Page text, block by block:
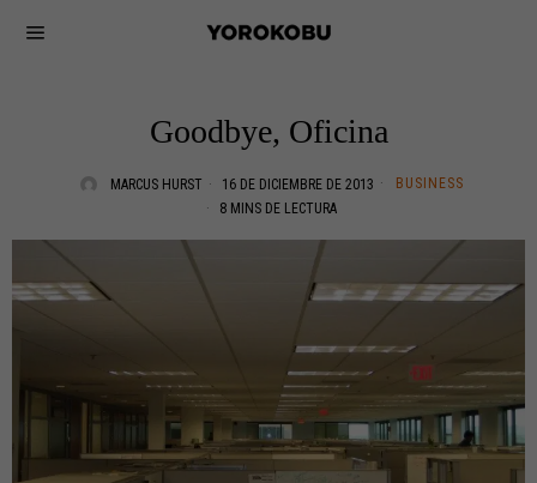
Goodbye, Oficina
MARCUS HURST 16 DE DICIEMBRE DE 2013
BUSINESS
8 MINS DE LECTURA